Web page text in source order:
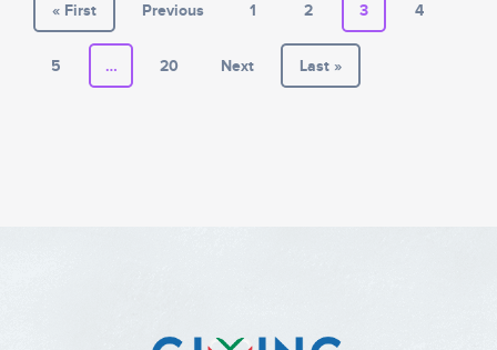
« First Previous 1 2 3 4
5 … 20 Next Last »